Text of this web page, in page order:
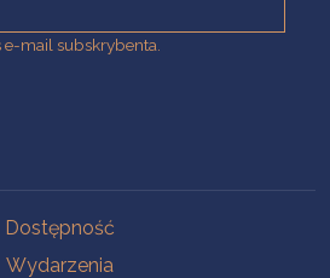
e-mail subskrybenta.
Dostępność
Wydarzenia